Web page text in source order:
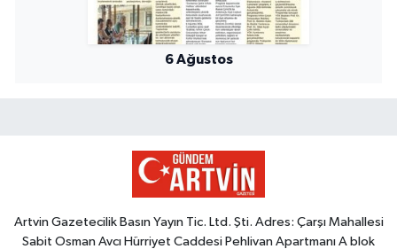
6 Ağustos
Artvin Gazetecilik Basın Yayın Tic. Ltd. Şti. Adres: Çarşı Mahallesi
Sabit Osman Avcı Hürriyet Caddesi Pehlivan Apartmanı A blok